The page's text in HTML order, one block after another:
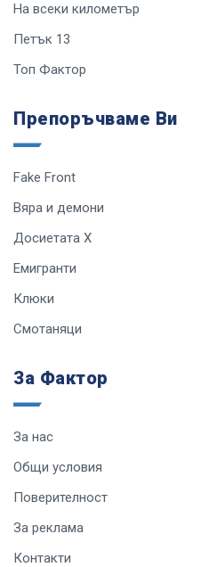
На всеки километър
Петък 13
Топ Фактор
Препоръчваме Ви
Fake Front
Вяра и демони
Досиетата Х
Емигранти
Клюки
Смотаняци
За Фактор
За нас
Общи условия
Поверителност
За реклама
Контакти